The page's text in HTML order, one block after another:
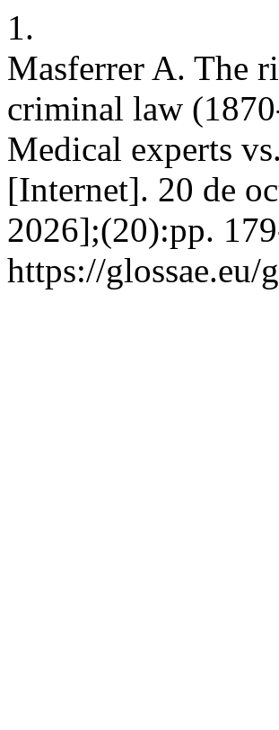
1.
Masferrer A. The
criminal law
Medical experts
[Internet]. 20 de
2026];(20):pp.
https://glossae.eu/